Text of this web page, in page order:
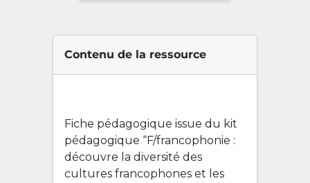
Contenu de la ressource
Fiche pédagogique issue du kit
pédagogique “F/francophonie :
découvre la diversité des
cultures francophones et les